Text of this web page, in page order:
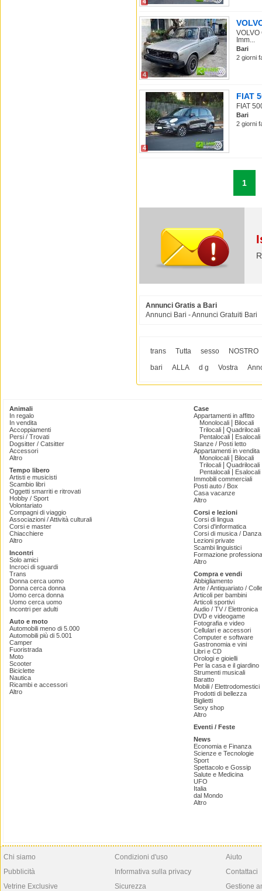
4
Imm...
Bari
2 giorni
4
FIAT
FIAT
Bari
2 giorni
1
Annunci Gratis a Bari
Annunci Bari - Annunci Gratuiti Bari
trans Tutta sesso
NOSTRO
bari
ALLA d g Vostra
Animali
In regalo
In vendita
Accoppiamenti
Persi / Trovati
Dogsitter / Catsitter
Accessori
Altro
Tempo libero
Artisti e musicisti
Scambio libri
Oggetti smarriti e ritrovati
Hobby / Sport
Volontariato
Compagni di viaggio
Associazioni / Attività culturali
Corsi e master
Chiacchiere
Altro
Incontri
Solo amici
Incroci di sguardi
Trans
Donna cerca uomo
Donna cerca donna
Uomo cerca donna
Uomo cerca uomo
Incontri per adulti
Auto e moto
Automobili meno di 5.000
Automobili più di 5.001
Camper
Fuoristrada
Moto
Scooter
Biciclette
Nautica
Ricambi e accessori
Altro
Case
Appartamenti in affitto
Monolocali
Bilocali
Trilocali
Quadrilocali
Pentalocali
Esalocali
Stanze / Posti letto
Appartamenti in vendita
Monolocali
Bilocali
Trilocali
Quadrilocali
Pentalocali
Esalocali
Immobili commerciali
Posti auto / Box
Casa vacanze
Altro
Corsi e lezioni
Corsi di lingua
Corsi d'informatica
Corsi di musica /
Lezioni private
Scambi linguistici
Formazione
Altro
Compra e vendi
Abbigliamento
Arte / Antiquariato /
Articoli per bambini
Articoli sportivi
Audio / TV / Elettronica
DVD e videogame
Fotografia e video
Cellulari e accessori
Computer e software
Gastronomia e vini
Libri e CD
Orologi e gioielli
Per la casa e il giardino
Strumenti musicali
Baratto
Mobili / Elettrodomestici
Prodotti di bellezza
Biglietti
Sexy shop
Altro
Eventi / Feste
News
Economia e Finanza
Scienze e Tecnologie
Sport
Spettacolo e Gossip
Salute e Medicina
UFO
Italia
dal Mondo
Altro
Chi siamo
Pubblicità
Vetrine Exclusive
Condizioni d'uso
Informativa sulla privacy
Sicurezza
Aiuto
Contattaci
Gestione